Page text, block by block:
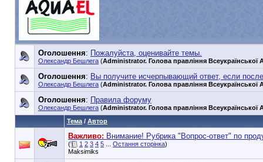
Оголошення: Пожалуйста, оценивайте темы.
Олександр Бешлега (Administrator. Голова правління Всеукраїнської
Оголошення: Вы получите исчерпывающий ответ, если
Олександр Бешлега (Administrator. Голова правління Всеукраїнської
Оголошення: Правила форуму
Олександр Бешлега (Administrator. Голова правління Всеукраїнської
Тема / Автор
Важливо: Внимание! Рубрика "Вопрос-ответ" по
( 1 2 3 4 5 Остання сторінка)
Maksimiks